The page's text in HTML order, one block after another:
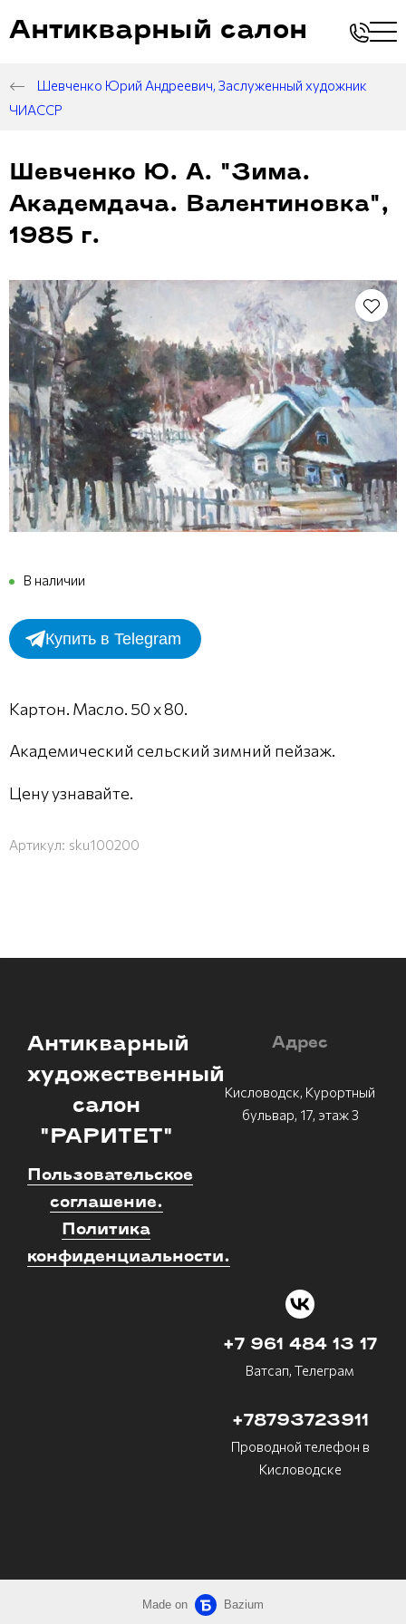
Антикварный салон
Шевченко Юрий Андреевич, Заслуженный художник
ЧИАССР
Шевченко Ю. А. "Зима.
Академдача. Валентиновка",
1985 г.
В наличии
Купить в Telegram
Картон. Масло. 50 х 80.
Академический сельский зимний пейзаж.
Цену узнавайте.
Артикул: sku100200
Антикварный
художественный
салон
"РАРИТЕТ"
Пользовательское
соглашение.
Политика
конфиденциальности.
Адрес
Кисловодск, Курортный
бульвар, 17, этаж 3
+7 961 484 13 17
Ватсап, Телеграм
+78793723911
Проводной телефон в
Кисловодске
Made on Bazium